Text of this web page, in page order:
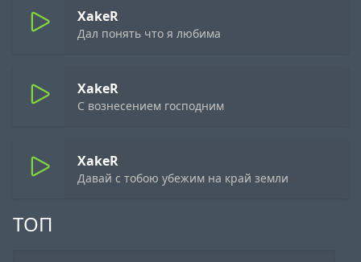
ТОП
XakeR
Дал понять что я любима
XakeR
С вознесением господним
XakeR
Давай с тобою убежим на край земли